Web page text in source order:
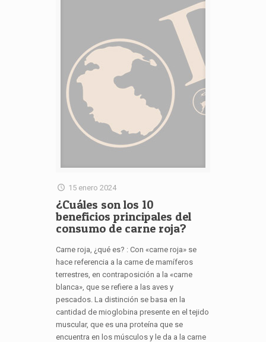
15 enero 2024
¿Cuáles son los 10
beneficios principales del
consumo de carne roja?
Carne roja, ¿qué es? : Con «carne roja» se
hace referencia a la carne de mamíferos
terrestres, en contraposición a la «carne
blanca», que se refiere a las aves y
pescados. La distinción se basa en la
cantidad de mioglobina presente en el tejido
muscular, que es una proteína que se
encuentra en los músculos y le da a la carne